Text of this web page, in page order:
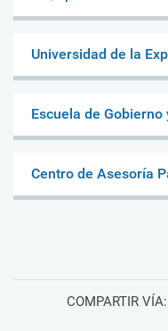
Universidad de la
Escuela de
Centro de Asesoría
COMPARTIR VÍA: